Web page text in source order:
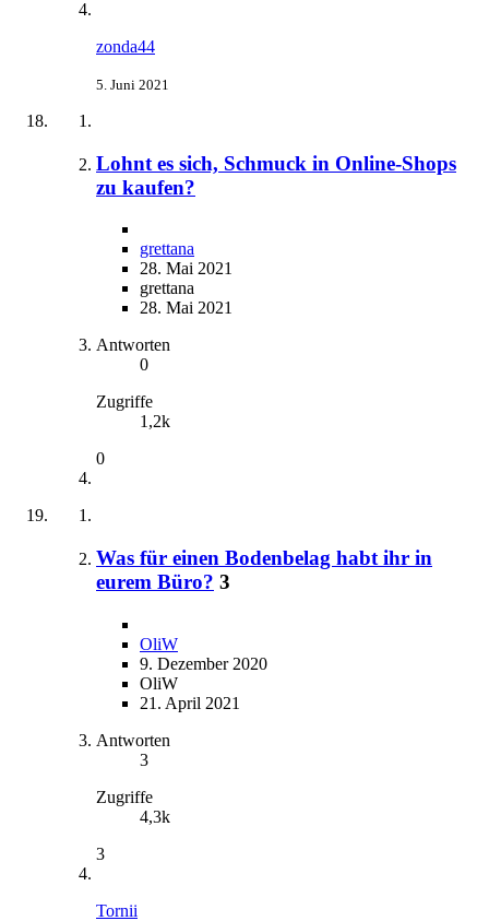
zonda44
5. Juni 2021
Lohnt es sich, Schmuck in Online-Shops
zu kaufen?
grettana
28. Mai 2021
grettana
28. Mai 2021
Antworten
0
Zugriffe
1,2k
0
Was für einen Bodenbelag habt ihr in
eurem Büro? 3
OliW
9. Dezember 2020
OliW
21. April 2021
Antworten
3
Zugriffe
4,3k
3
Tornii